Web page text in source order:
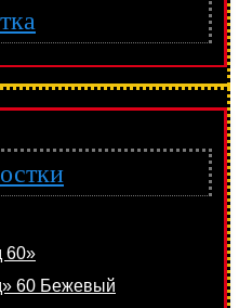
60»
60 Бежевый